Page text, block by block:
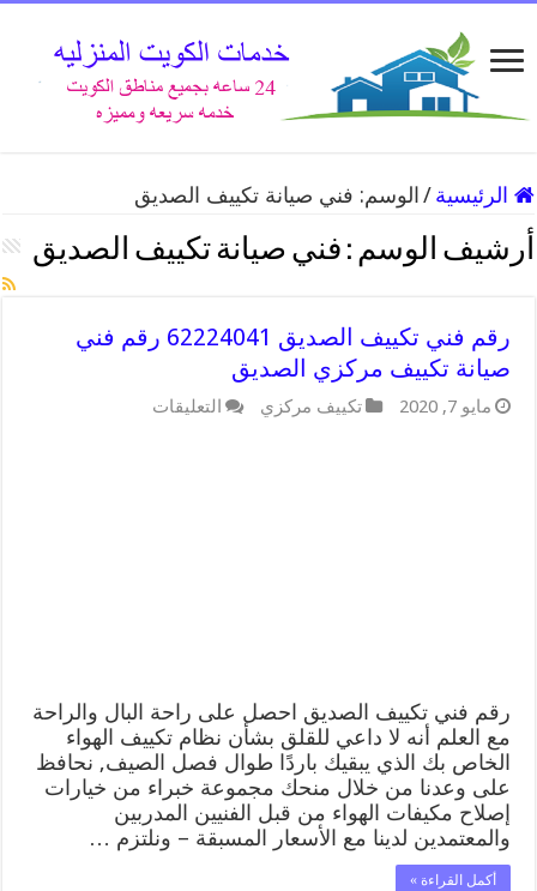
الرئيسية / الوسم: فني صيانة تكييف الصديق
أرشيف الوسم : فني صيانة تكييف الصديق
رقم فني تكييف الصديق 62224041 رقم فني
صيانة تكييف مركزي الصديق
مايو 7, 2020 تكييف مركزي التعليقات
رقم فني تكييف الصديق احصل على راحة البال والراحة
مع العلم أنه لا داعي للقلق بشأن نظام تكييف الهواء
الخاص بك الذي يبقيك باردًا طوال فصل الصيف, نحافظ
على وعدنا من خلال منحك مجموعة خبراء من خيارات
إصلاح مكيفات الهواء من قبل الفنيين المدربين
والمعتمدين لدينا مع الأسعار المسبقة – ونلتزم …
أكمل القراءة »